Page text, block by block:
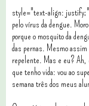
style="text-align:
pelo vírus da dengue.
porque o mosquito da
das pernas. Mesmo
repelente. Mas e eu? Ah,
que tenho vida: vou ao
semana três dos meus